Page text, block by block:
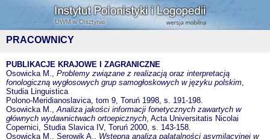
PRACOWNICY
PUBLIKACJE KRAJOWE I ZAGRANICZNE
Osowicka M., Problemy związane z realizacją oraz interpretacją
fonologiczną wygłosowych grup samogłoskowych w języku polskim,
Studia Linguistica
Polono-Meridianoslavica, tom 9, Toruń 1998, s. 191-198.
Osowicka M.,Analiza jakości informacji fonetycznych zawartych w
głównych wydawnictwach ortoepicznych, Acta Universitatis Nicolai
Copernici, Studia Slavica IV, Toruń 2000, s. 143-158.
Osowicka M., Serowik A., Wstępna analiza palatalności asymilacyjnej w